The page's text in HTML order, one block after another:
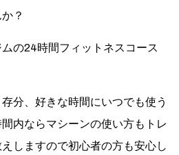
？
の24時間フィットネスコース
分、好きな時間にいつでも使う
内ならマシーンの使い方もトレ
しますので初心者の方も安心し